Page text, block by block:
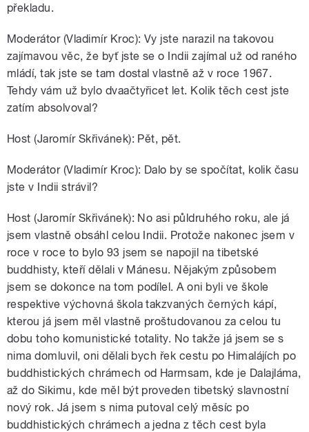
překladu.
Moderátor (Vladimír Kroc): Vy jste narazil na takovou
zajímavou věc, že byť jste se o Indii zajímal už od raného
mládí, tak jste se tam dostal vlastně až v roce 1967.
Tehdy vám už bylo dvaačtyřicet let. Kolik těch cest jste
zatím absolvoval?
Host (Jaromír Skřivánek): Pět, pět.
Moderátor (Vladimír Kroc): Dalo by se spočítat, kolik času
jste v Indii strávil?
Host (Jaromír Skřivánek): No asi půldruhého roku, ale já
jsem vlastně obsáhl celou Indii. Protože nakonec jsem v
roce v roce to bylo 93 jsem se napojil na tibetské
buddhisty, kteří dělali v Mánesu. Nějakým způsobem
jsem se dokonce na tom podílel. A oni byli ve škole
respektive výchovná škola takzvaných černých kápí,
kterou já jsem měl vlastně proštudovanou za celou tu
dobu toho komunistické totality. No takže já jsem se s
nima domluvil, oni dělali bych řek cestu po Himalájích po
buddhistických chrámech od Harmsam, kde je Dalajláma,
až do Sikimu, kde měl být proveden tibetský slavnostní
nový rok. Já jsem s nima putoval celý měsíc po
buddhistických chrámech a jedna z těch cest byla